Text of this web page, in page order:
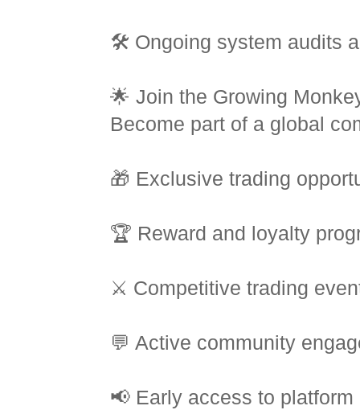
🛠️ Ongoing system audits
🌟 Join the Growing
Become part of a global
🎁 Exclusive trading
🏆 Reward and loyalty
⚔️ Competitive trading
💬 Active community
📢 Early access to platform